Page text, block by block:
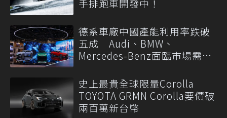
手排跑車開發中！
德系車廠中國產能利用率跌破
五成 Audi、BMW、
Mercedes-Benz面臨市場需求
史上最貴全球限量Corolla
TOYOTA GRMN Corolla要價破
兩百萬新台幣